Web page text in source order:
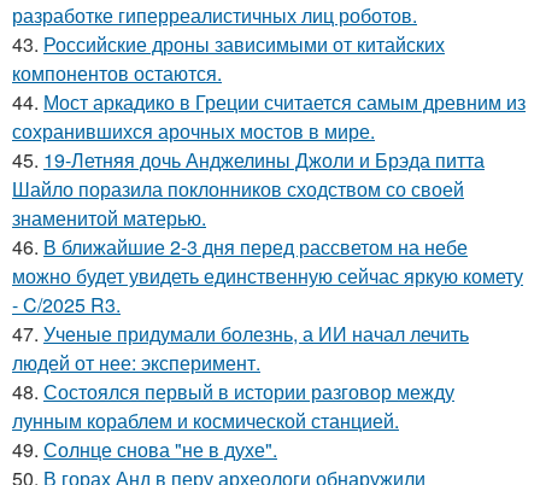
разработке гиперреалистичных лиц роботов.
43. Российские дроны зависимыми от китайских
компонентов остаются.
44. Мост аркадико в Греции считается самым древним из
сохранившихся арочных мостов в мире.
45. 19-Летняя дочь Анджелины Джоли и Брэда питта
Шайло поразила поклонников сходством со своей
знаменитой матерью.
46. В ближайшие 2-3 дня перед рассветом на небе
можно будет увидеть единственную сейчас яркую комету
- C/2025 R3.
47. Ученые придумали болезнь, а ИИ начал лечить
людей от нее: эксперимент.
48. Состоялся первый в истории разговор между
лунным кораблем и космической станцией.
49. Солнце снова "не в духе".
50. В горах Анд в перу археологи обнаружили